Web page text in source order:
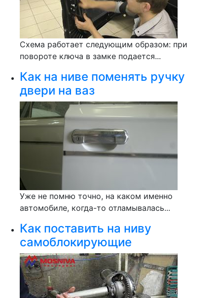
Схема работает следующим образом: при
повороте ключа в замке подается...
Как на ниве поменять ручку
двери на ваз
Уже не помню точно, на каком именно
автомобиле, когда-то отламывалась...
Как поставить на ниву
самоблокирующие